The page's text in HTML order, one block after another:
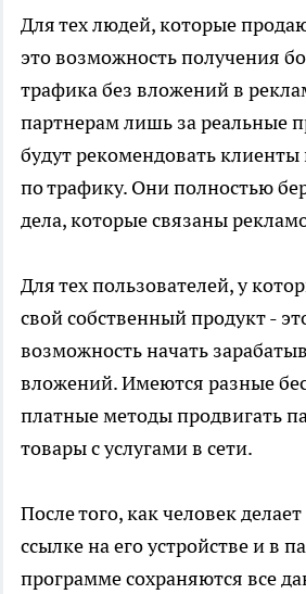
Для тех людей, которые
это возможность получения
трафика без вложений в
партнерам лишь за реальные
будут рекомендовать
по трафику. Они полностью
дела, которые связаны
Для тех пользователей, у
свой собственный продукт -
возможность начать
вложений. Имеются разные
платные методы продвигать
товары с услугами в сети.
После того, как человек
ссылке на его устройстве и в
программе сохраняются все